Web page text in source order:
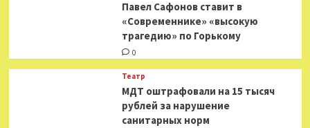
Павел Сафонов ставит в
«Современнике» «высокую
трагедию» по Горькому
0
Театр
МДТ оштрафовали на 15 тысяч
рублей за нарушение
санитарных норм